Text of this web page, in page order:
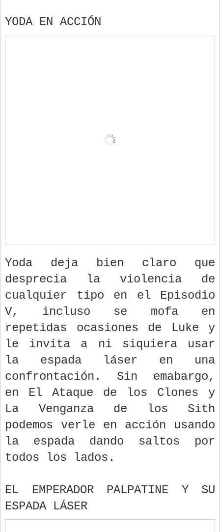
YODA EN ACCIÓN
Yoda deja bien claro que
desprecia la violencia de
cualquier tipo en el Episodio
V, incluso se mofa en
repetidas ocasiones de Luke y
le invita a ni siquiera usar
la espada láser en una
confrontación. Sin emabargo,
en El Ataque de los Clones y
La Venganza de los Sith
podemos verle en acción usando
la espada dando saltos por
todos los lados.
EL EMPERADOR PALPATINE Y SU
ESPADA LÁSER